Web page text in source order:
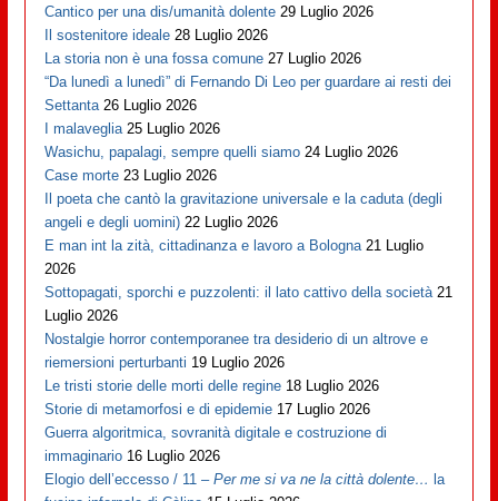
Cantico per una dis/umanità dolente 29 Luglio 2026
Il sostenitore ideale 28 Luglio 2026
La storia non è una fossa comune 27 Luglio 2026
“Da lunedì a lunedì” di Fernando Di Leo per guardare ai resti dei
Settanta 26 Luglio 2026
I malaveglia 25 Luglio 2026
Wasichu, papalagi, sempre quelli siamo 24 Luglio 2026
Case morte 23 Luglio 2026
Il poeta che cantò la gravitazione universale e la caduta (degli
angeli e degli uomini) 22 Luglio 2026
E man int la zità, cittadinanza e lavoro a Bologna 21 Luglio
2026
Sottopagati, sporchi e puzzolenti: il lato cattivo della società 21
Luglio 2026
Nostalgie horror contemporanee tra desiderio di un altrove e
riemersioni perturbanti 19 Luglio 2026
Le tristi storie delle morti delle regine 18 Luglio 2026
Storie di metamorfosi e di epidemie 17 Luglio 2026
Guerra algoritmica, sovranità digitale e costruzione di
immaginario 16 Luglio 2026
Elogio dell’eccesso / 11 –Per me si va ne la città dolente… la